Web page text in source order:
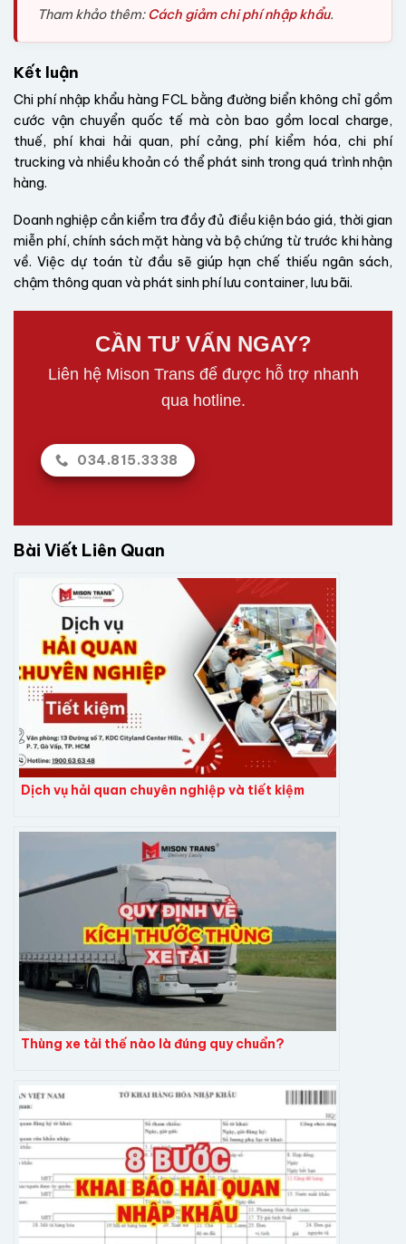
Tham khảo thêm:Cách giảm chi phí nhập khẩu.
Kết luận
Chi phí nhập khẩu hàng FCL bằng đường biển không chỉ gồm
cước vận chuyển quốc tế mà còn bao gồm local charge,
thuế, phí khai hải quan, phí cảng, phí kiểm hóa, chi phí
trucking và nhiều khoản có thể phát sinh trong quá trình nhận
hàng.
Doanh nghiệp cần kiểm tra đầy đủ điều kiện báo giá, thời gian
miễn phí, chính sách mặt hàng và bộ chứng từ trước khi hàng
về. Việc dự toán từ đầu sẽ giúp hạn chế thiếu ngân sách,
chậm thông quan và phát sinh phí lưu container, lưu bãi.
CẦN TƯ VẤN NGAY?
Liên hệ Mison Trans để được hỗ trợ nhanh
qua hotline.
034.815.3338
Bài Viết Liên Quan
Dịch vụ hải quan chuyên nghiệp và tiết kiệm
Thùng xe tải thế nào là đúng quy chuẩn?